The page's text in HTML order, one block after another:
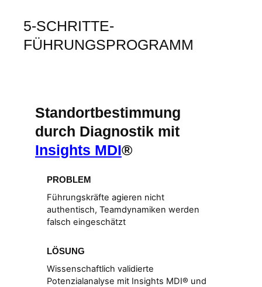
5-SCHRITTE-
FÜHRUNGSPROGRAMM
Standortbestimmung
durch Diagnostik mit
Insights MDI®
PROBLEM
Führungskräfte agieren nicht
authentisch, Teamdynamiken werden
falsch eingeschätzt
LÖSUNG
Wissenschaftlich validierte
Potenzialanalyse mit Insights MDI® und